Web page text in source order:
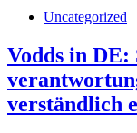
Uncategorized
Vodds in DE:
verständlich